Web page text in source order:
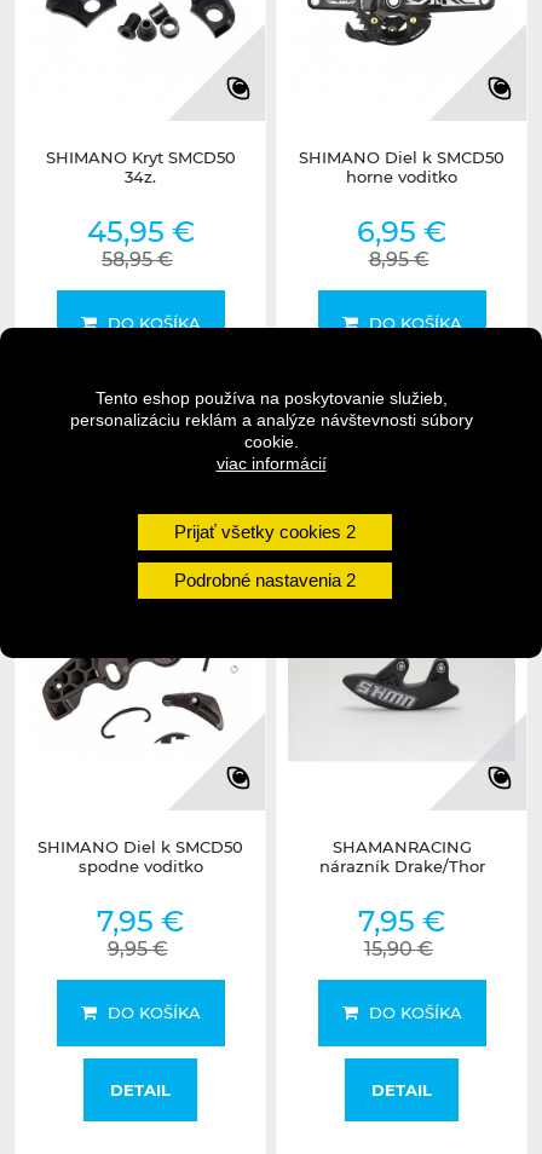
Tento eshop používa na poskytovanie služieb,
personalizáciu reklám a analýze návštevnosti súbory
cookie.
viac informácií
Prijať všetky cookies
Podrobné nastavenia
SHIMANO Kryt SMCD50
34z.
45,95 €
58,95 €
DO KOŠÍKA
DETAIL
undefined
SHIMANO Diel k SMCD50
horne voditko
6,95 €
8,95 €
DO KOŠÍKA
DETAIL
SHIMANO Diel k SMCD50
spodne voditko
7,95 €
9,95 €
DO KOŠÍKA
DETAIL
-50%
SHAMANRACING
nárazník Drake/Thor
7,95 €
15,90 €
DO KOŠÍKA
DETAIL